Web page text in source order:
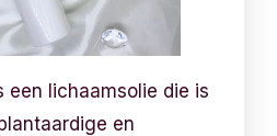
een lichaamsolie die is
en